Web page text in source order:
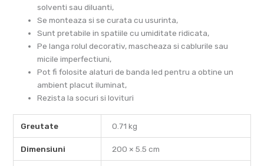
solventi sau diluanti,
Se monteaza si se curata cu usurinta,
Sunt pretabile in spatiile cu umiditate ridicata,
Pe langa rolul decorativ, mascheaza si cablurile sau
micile imperfectiuni,
Pot fi folosite alaturi de banda led pentru a obtine un
ambient placut iluminat,
Rezista la socuri si lovituri
Greutate 0.71 kg
Dimensiuni 200 × 5.5 cm